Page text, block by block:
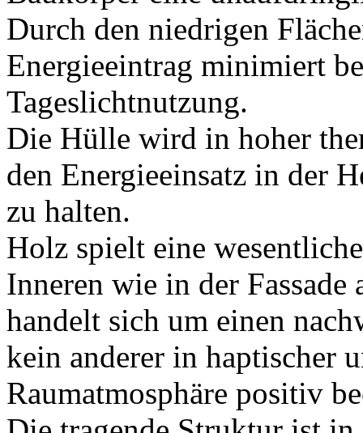
Durch den niedrigen
Energieeintrag minimiert
Tageslichtnutzung.
Die Hülle wird in hoher
den Energieeinsatz in der
zu halten.
Holz spielt eine
Inneren wie in der
handelt sich um einen
kein anderer in haptischer
Raumatmosphäre positiv